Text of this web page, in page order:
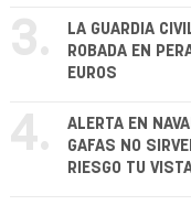
3.
LA GUARDIA
ROBADA EN
EUROS
4.
ALERTA EN
GAFAS NO
RIESGO TU